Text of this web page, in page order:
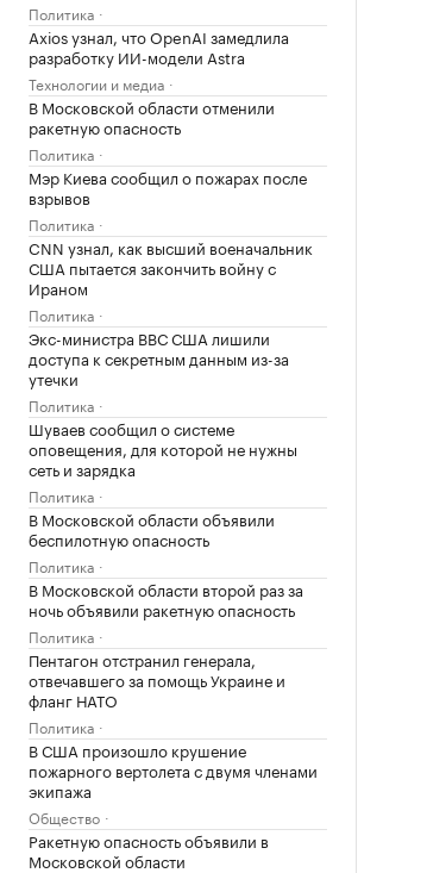
Политика
Axios узнал, что OpenAI замедлила
разработку ИИ-модели Astra
Технологии и медиа
В Московской области отменили
ракетную опасность
Политика
Мэр Киева сообщил о пожарах после
взрывов
Политика
CNN узнал, как высший военачальник
США пытается закончить войну с
Ираном
Политика
Экс-министра ВВС США лишили
доступа к секретным данным из-за
утечки
Политика
Шуваев сообщил о системе
оповещения, для которой не нужны
сеть и зарядка
Политика
В Московской области объявили
беспилотную опасность
Политика
В Московской области второй раз за
ночь объявили ракетную опасность
Политика
Пентагон отстранил генерала,
отвечавшего за помощь Украине и
фланг НАТО
Политика
В США произошло крушение
пожарного вертолета с двумя членами
экипажа
Общество
Ракетную опасность объявили в
Московской области